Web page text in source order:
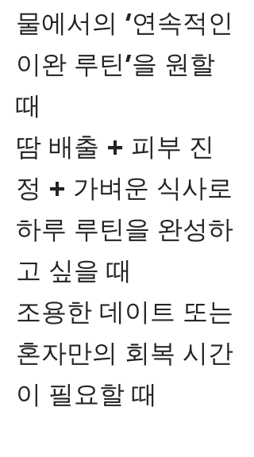
물에서의 ‘연속적인
이완 루틴’을 원할
때
땀 배출 + 피부 진
정 + 가벼운 식사로
하루 루틴을 완성하
고 싶을 때
조용한 데이트 또는
혼자만의 회복 시간
이 필요할 때